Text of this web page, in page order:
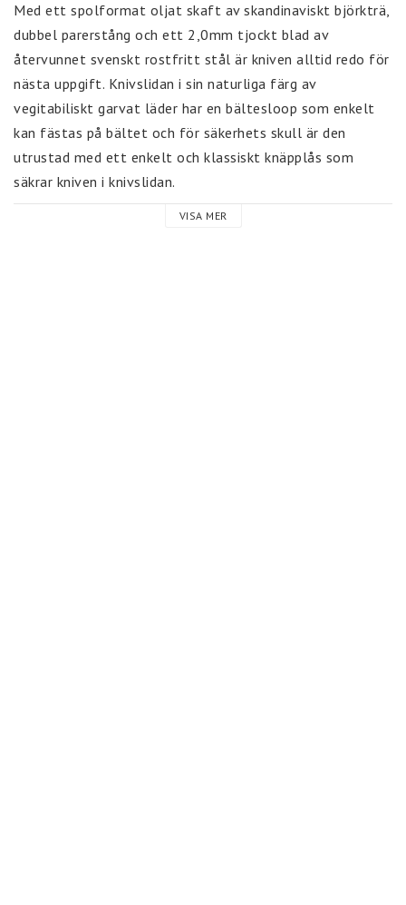
Med ett spolformat oljat skaft av skandinaviskt björkträ,
dubbel parerstång och ett 2,0mm tjockt blad av
återvunnet svenskt rostfritt stål är kniven alltid redo för
nästa uppgift. Knivslidan i sin naturliga färg av
vegitabiliskt garvat läder har en bältesloop som enkelt
kan fästas på bältet och för säkerhets skull är den
utrustad med ett enkelt och klassiskt knäpplås som
säkrar kniven i knivslidan.
VISA MER